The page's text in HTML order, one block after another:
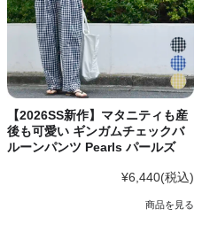
【2026SS新作】マタニティも産
後も可愛い ギンガムチェックバ
ルーンパンツ Pearls パールズ
¥6,440(税込)
商品を見る